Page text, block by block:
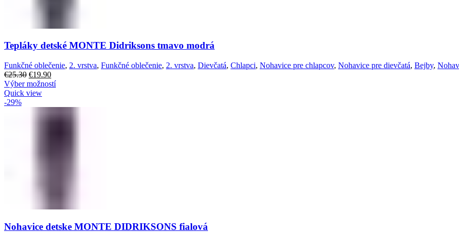
Tepláky detské MONTE Didriksons tmavo modrá
Funkčné oblečenie, 2. vrstva, Funkčné oblečenie, 2. vrstva, Dievčatá, Chlapci, Nohavice pre chlapcov, Nohavice pre dievčatá, Bejby,
€25.30 €19.90
Výber možností
Quick view
-29%
Nohavice detske MONTE DIDRIKSONS fialová